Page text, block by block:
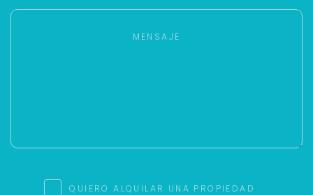
QUIERO ALQUILAR UNA PROPIEDAD